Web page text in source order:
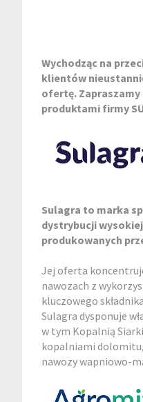
Wychodząc na
klientów
ofertę. Zapraszamy
produktami firmy
Sulagra to marka
dystrybucji
produkowanych
Jej oferta
nawozach z
kluczowego
Sulagra dysponuje
w tym Kopalnią
kopalniami
nawozy wapniowo-